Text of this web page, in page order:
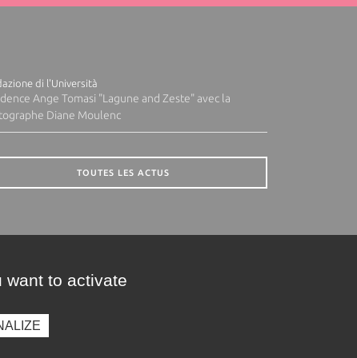
di l'Università
Ange Tomasi "Lagune and Zeste" avec la
Diane Moulenc
TOUTES LES ACTUS
want to activate